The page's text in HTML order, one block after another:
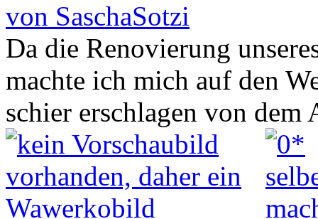
von SaschaSotzi
Da die Renovierung
machte ich mich auf den
schier erschlagen von